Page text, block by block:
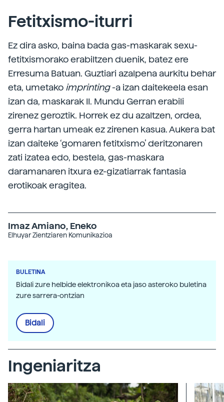
Fetitxismo-iturri
Ez dira asko, baina bada gas-maskarak sexu-
fetitxismorako erabiltzen duenik, batez ere
Erresuma Batuan. Guztiari azalpena aurkitu behar
eta, umetako imprinting-a izan daitekeela esan
izan da, maskarak II. Mundu Gerran erabili
zirenez geroztik. Horrek ez du azaltzen, ordea,
gerra hartan umeak ez zirenen kasua. Aukera bat
izan daiteke ‘gomaren fetitxismo’ deritzonaren
zati izatea edo, bestela, gas-maskara
daramanaren itxura ez-gizatiarrak fantasia
erotikoak eragitea.
Imaz Amiano, Eneko
Elhuyar Zientziaren Komunikazioa
BULETINA
Bidali zure helbide elektronikoa eta jaso asteroko buletina
zure sarrera-ontzian
Bidali
Ingeniaritza